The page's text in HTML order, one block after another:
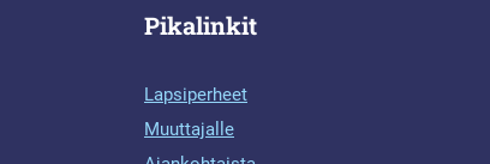
Pikalinkit
Lapsiperheet
Muuttajalle